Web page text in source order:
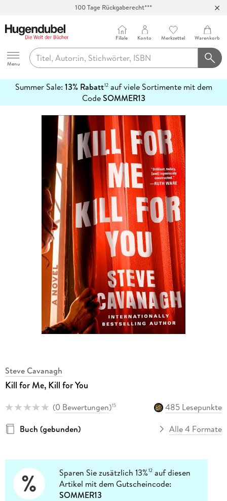
Hugendubel
Menu
Filiale Konto Merkzettel Warenkorb
Summer Sale: 13% Rabatt12auf viele Sortimente mit dem
CodeSOMMER13
erfahren
Steve Cavanagh
Kill for Me, Kill for You
(0 Bewertungen)15
485 Lesepunkte
Buch (gebunden)
Alle 4 Formate
Sparen Sie zusätzlich 13%12 auf diesen
Artikel mit dem Gutscheincode:
SOMMER13